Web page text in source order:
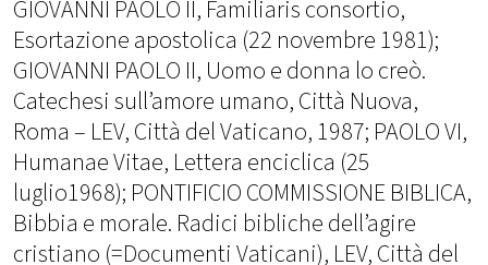
GIOVANNI PAOLO II, Familiaris consortio,
Esortazione apostolica (22 novembre 1981);
GIOVANNI PAOLO II, Uomo e donna lo creò.
Catechesi sull’amore umano, Città Nuova,
Roma – LEV, Città del Vaticano, 1987; PAOLO VI,
Humanae Vitae, Lettera enciclica (25
luglio1968); PONTIFICIO COMMISSIONE BIBLICA,
Bibbia e morale. Radici bibliche dell’agire
cristiano (=Documenti Vaticani), LEV, Città del